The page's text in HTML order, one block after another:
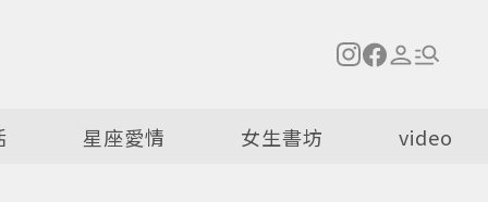
星座愛情 女生書坊 video